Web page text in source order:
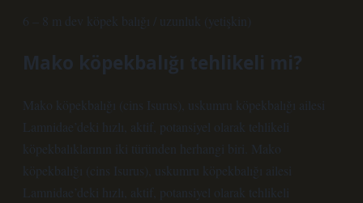
6 – 8 m dev köpek balığı / uzunluk (yetişkin)
Mako köpekbalığı tehlikeli mi?
Mako köpekbalığı (cins Isurus), uskumru köpekbalığı ailesi
Lamnidae’deki hızlı, aktif, potansiyel olarak tehlikeli
köpekbalıklarının iki türünden herhangi biri. Mako
köpekbalığı (cins Isurus), uskumru köpekbalığı ailesi
Lamnidae’deki hızlı, aktif, potansiyel olarak tehlikeli